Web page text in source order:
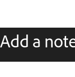
Add a